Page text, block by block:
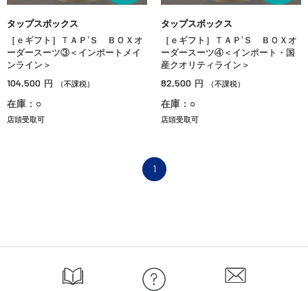
タップスボックス
［ｅギフト］ＴＡＰ’Ｓ ＢＯＸオ
ーダースーツ③＜インポートメイ
ンライン＞
104,500 円 （不課税）
在庫：○
店頭受取可
タップスボックス
［ｅギフト］ＴＡＰ’Ｓ ＢＯＸオ
ーダースーツ④＜インポート・国
産クオリティライン＞
82,500 円 （不課税）
在庫：○
店頭受取可
1